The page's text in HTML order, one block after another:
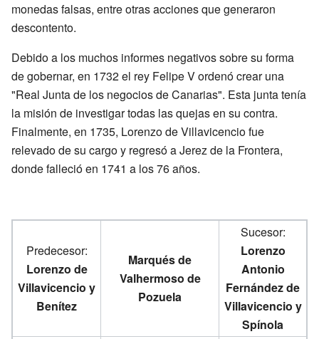
monedas falsas, entre otras acciones que generaron
descontento.
Debido a los muchos informes negativos sobre su forma
de gobernar, en 1732 el rey Felipe V ordenó crear una
"Real Junta de los negocios de Canarias". Esta junta tenía
la misión de investigar todas las quejas en su contra.
Finalmente, en 1735, Lorenzo de Villavicencio fue
relevado de su cargo y regresó a Jerez de la Frontera,
donde falleció en 1741 a los 76 años.
Predecesor:
Lorenzo de
Villavicencio y
Benítez
Marqués de
Valhermoso de
Pozuela
Sucesor:
Lorenzo
Antonio
Fernández de
Villavicencio y
Spínola